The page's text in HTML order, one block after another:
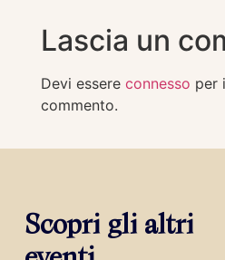
Lascia un
Devi essere connesso per
commento.
Scopri gli altri